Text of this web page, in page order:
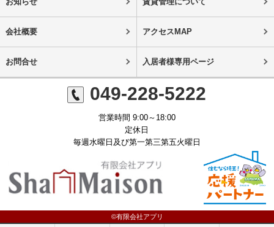
会社概要 アクセスMAP
お問合せ 入居者様専用ページ
049-228-5222
営業時間 9:00～18:00
定休日
毎週水曜日及び第一第三第五火曜日
©有限会社アプリ